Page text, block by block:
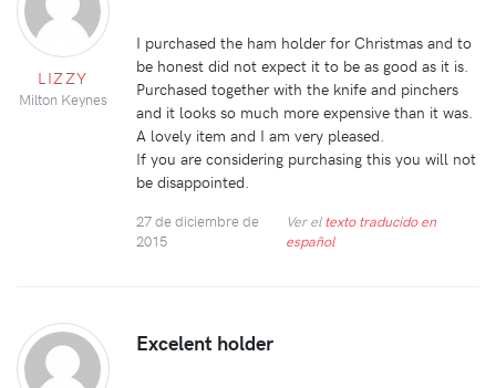
LIZZY
Milton Keynes
I purchased the ham holder for Christmas and to
be honest did not expect it to be as good as it is.
Purchased together with the knife and pinchers
and it looks so much more expensive than it was.
A lovely item and I am very pleased.
If you are considering purchasing this you will not
be disappointed.
27 de diciembre de
2015
Ver eltexto traducido en
español
Excelent holder